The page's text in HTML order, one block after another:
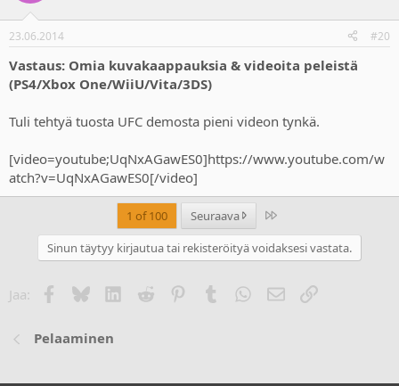
23.06.2014 #20
Vastaus: Omia kuvakaappauksia & videoita peleistä
(PS4/Xbox One/WiiU/Vita/3DS)
Tuli tehtyä tuosta UFC demosta pieni videon tynkä.
[video=youtube;UqNxAGawES0]https://www.youtube.com/w
atch?v=UqNxAGawES0[/video]
1 of 100 Seuraava Last
Sinun täytyy kirjautua tai rekisteröityä voidaksesi vastata.
Jaa: Facebook
BlueskyLinkedIn
Reddit PinterestTumblr WhatsApp
Sähköposti
Linkki
Pelaaminen